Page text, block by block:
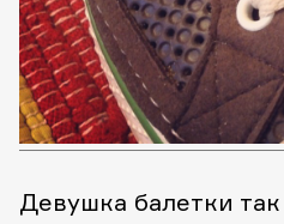
Девушка балетки